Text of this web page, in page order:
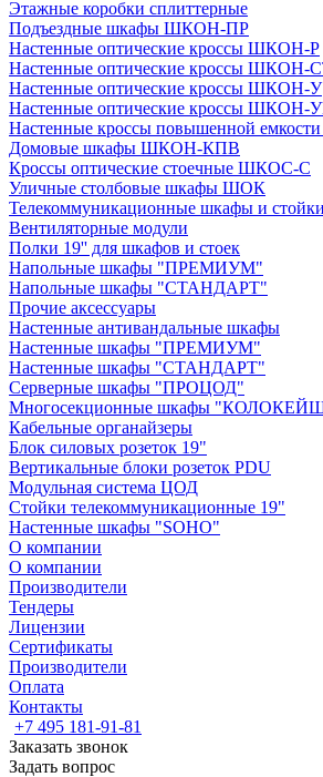
Этажные коробки сплиттерные
Подъездные шкафы ШКОН-ПР
Настенные оптические кроссы ШКОН-Р
Настенные оптические кроссы ШКОН-
Настенные оптические кроссы ШКОН-У
Настенные оптические кроссы ШКОН-
Настенные кроссы повышенной
Домовые шкафы ШКОН-КПВ
Кроссы оптические стоечные ШКОС-С
Уличные столбовые шкафы ШОК
Телекоммуникационные шкафы и стойки
Вентиляторные модули
Полки 19'' для шкафов и стоек
Напольные шкафы "ПРЕМИУМ"
Напольные шкафы "СТАНДАРТ"
Прочие аксессуары
Настенные антивандальные шкафы
Настенные шкафы "ПРЕМИУМ"
Настенные шкафы "СТАНДАРТ"
Серверные шкафы "ПРОЦОД"
Многосекционные шкафы
Кабельные органайзеры
Блок силовых розеток 19"
Вертикальные блоки розеток PDU
Модульная система ЦОД
Стойки телекоммуникационные 19"
Настенные шкафы "SOHO"
О компании
О компании
Производители
Тендеры
Лицензии
Сертификаты
Производители
Оплата
Контакты
+7 495 181-91-81
Заказать звонок
Задать вопрос